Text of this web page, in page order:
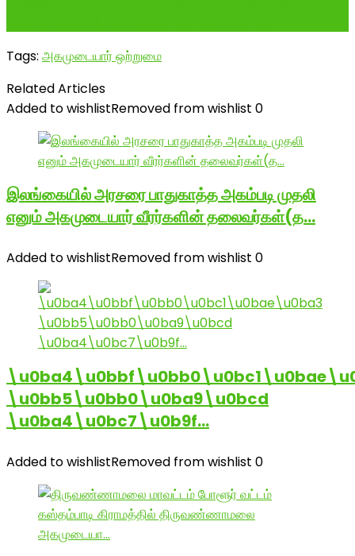
Tags: அகமுடையார் ஒற்றுமை
Related Articles
Added to wishlistRemoved from wishlist 0
இலங்கையில் அரசரை பாதுகாத்த அகம்படி முதலி
எனும் அகமுடையார் வீரர்களின் தலைவர்கள்(த…
Added to wishlistRemoved from wishlist 0
\u0bb5\u0bb0\u0ba9\u0bcd
\u0ba4\u0bc7\u0b9f…
Added to wishlistRemoved from wishlist 0